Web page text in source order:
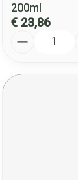
200ml
€ 23,86